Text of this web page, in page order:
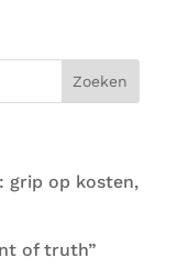
grip op kosten,
of truth”